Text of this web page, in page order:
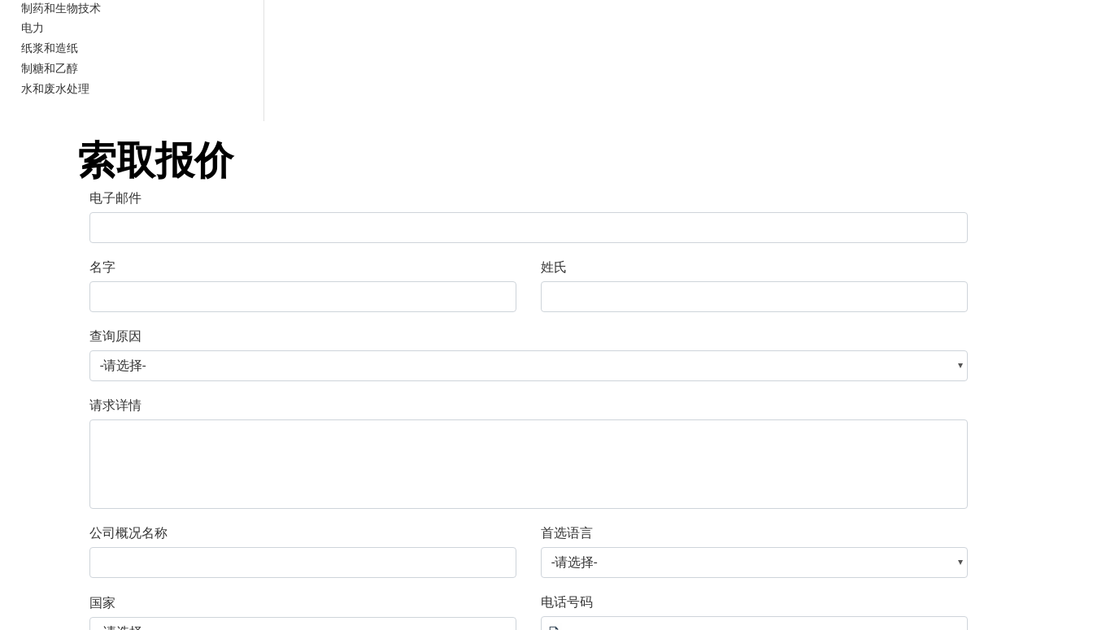
制药和生物技术
电力
纸浆和造纸
制糖和乙醇
水和废水处理
索取报价
电子邮件
名字 姓氏
查询原因
请求详情
公司概况名称 首选语言
国家 电话号码